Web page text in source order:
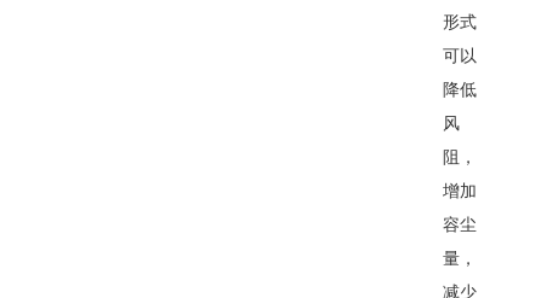
形式
可以
降低
风
阻，
增加
容尘
量，
减少